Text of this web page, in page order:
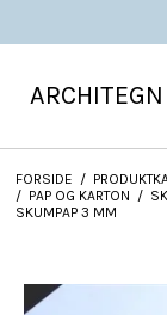
ARCHITEGN
FORSIDE /
/ PAP OG KARTON /
SKUMPAP 3 MM